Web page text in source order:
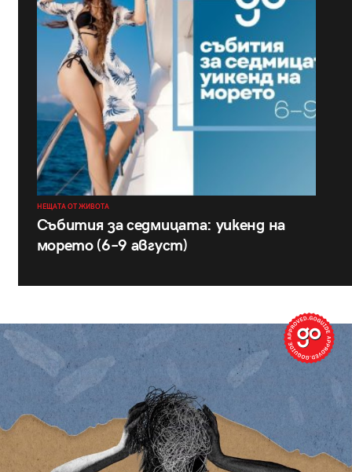
НЕЩАТА ОТ ЖИВОТА
Събития за седмицата: уикенд на
морето (6–9 август)